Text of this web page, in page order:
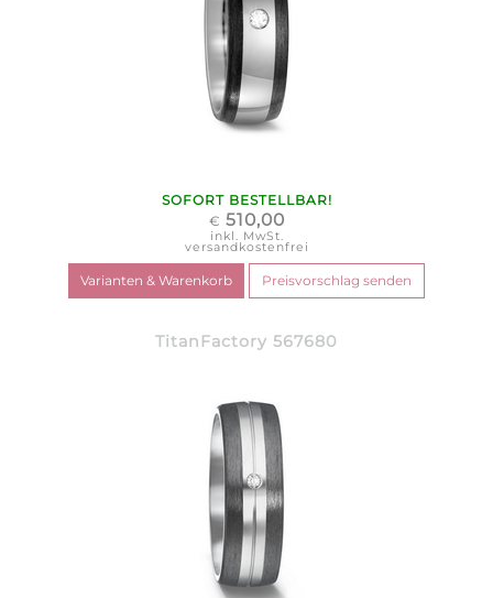
SOFORT BESTELLBAR!
€ 510,00
inkl. MwSt.
versandkostenfrei
TitanFactory 567680